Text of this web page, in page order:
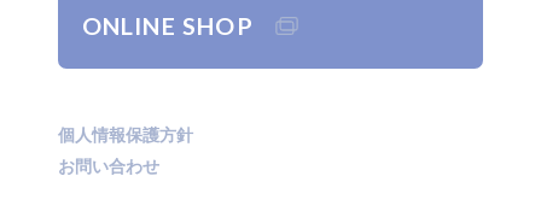
ONLINE SHOP
個人情報保護方針
お問い合わせ